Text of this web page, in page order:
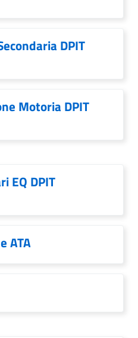
DPIT
Motoria DPIT
EQ DPIT
ATA